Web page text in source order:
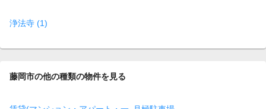
浄法寺 (1)
藤岡市の他の種類の物件を見る